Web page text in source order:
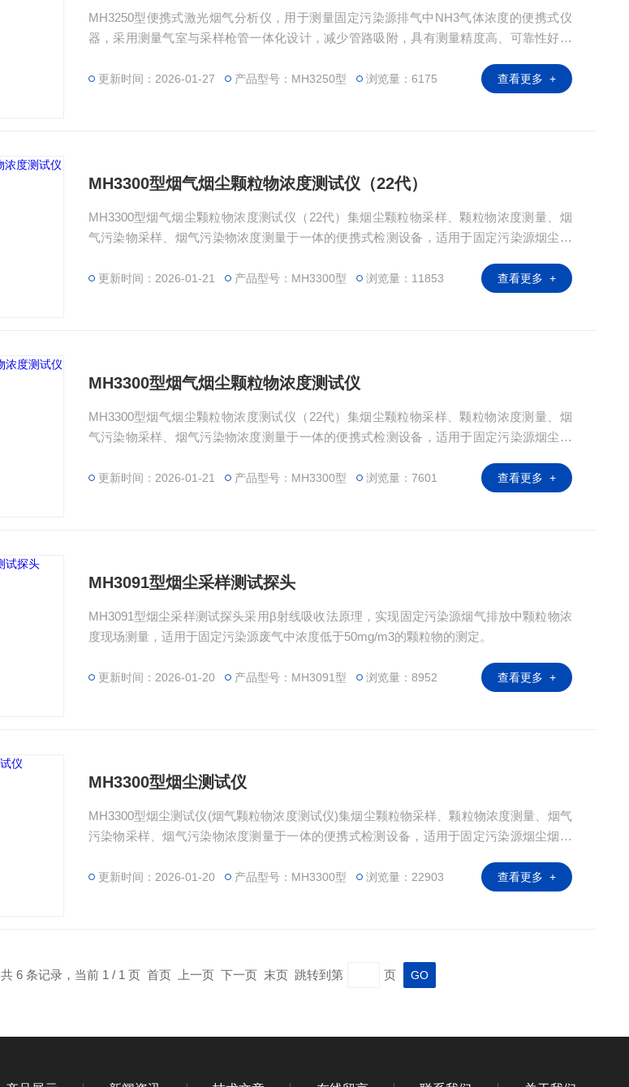
MH3250型便携式激光烟气分析仪，用于测量固定污染源排气中NH3气体浓度的便携式仪
器，采用测量气室与采样枪管一体化设计，减少管路吸附，具有测量精度高、可靠性好、
更新时间：2026-01-27 产品型号：MH3250型 浏览量：6175 查看更多 +
MH3300型烟气烟尘颗粒物浓度测试仪（22代）
MH3300型烟气烟尘颗粒物浓度测试仪（22代）集烟尘颗粒物采样、颗粒物浓度测量、烟
气污染物采样、烟气污染物浓度测量于一体的便携式检测设备，适用于固定污染源烟尘烟
更新时间：2026-01-21 产品型号：MH3300型 浏览量：11853 查看更多 +
MH3300型烟气烟尘颗粒物浓度测试仪
MH3300型烟气烟尘颗粒物浓度测试仪（22代）集烟尘颗粒物采样、颗粒物浓度测量、烟
气污染物采样、烟气污染物浓度测量于一体的便携式检测设备，适用于固定污染源烟尘烟
更新时间：2026-01-21 产品型号：MH3300型 浏览量：7601 查看更多 +
MH3091型烟尘采样测试探头
​MH3091型烟尘采样测试探头采用β射线吸收法原理，实现固定污染源烟气排放中颗粒物浓
度现场测量，适用于固定污染源废气中浓度低于50mg/m3的颗粒物的测定。
更新时间：2026-01-20 产品型号：MH3091型 浏览量：8952 查看更多 +
MH3300型烟尘测试仪
MH3300型烟尘测试仪(烟气颗粒物浓度测试仪)集烟尘颗粒物采样、颗粒物浓度测量、烟气
污染物采样、烟气污染物浓度测量于一体的便携式检测设备，适用于固定污染源烟尘烟气
更新时间：2026-01-20 产品型号：MH3300型 浏览量：22903 查看更多 +
共 6 条记录，当前 1 / 1 页 首页 上一页 下一页 末页 跳转到第 页